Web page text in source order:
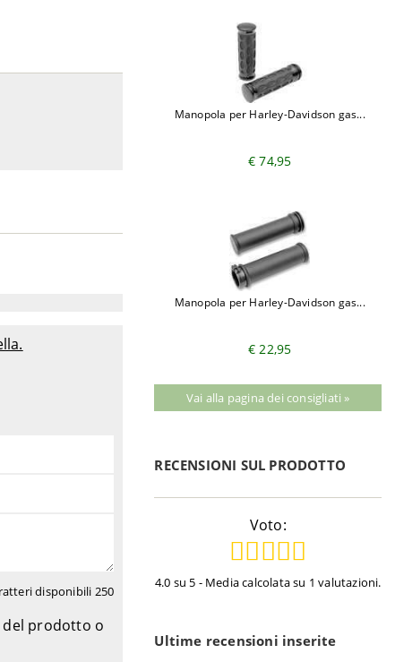
disponibili 250
del prodotto o
Manopola per Harley-Davidson gas...
€ 74,95
Manopola per Harley-Davidson gas...
€ 22,95
Vai alla pagina dei consigliati »
RECENSIONI SUL PRODOTTO
Voto:
4.0 su 5 - Media calcolata su 1 valutazioni.
Ultime recensioni inserite